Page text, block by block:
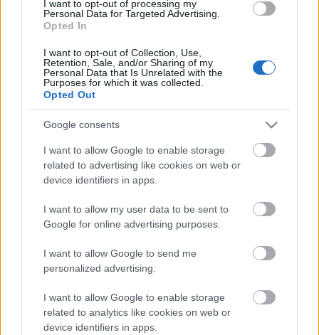
I want to opt-out of processing my
Personal Data for Targeted Advertising.
Opted In
I want to opt-out of Collection, Use,
Retention, Sale, and/or Sharing of my
Personal Data that Is Unrelated with the
Purposes for which it was collected.
Opted Out
Google consents
I want to allow Google to enable storage
related to advertising like cookies on web or
device identifiers in apps.
I want to allow my user data to be sent to
Google for online advertising purposes.
I want to allow Google to send me
personalized advertising.
I want to allow Google to enable storage
related to analytics like cookies on web or
device identifiers in apps.
„NEM TÖBB EZER EMBERRE UTAZUNK, HANEM
EGY VÁLOGATOTT TÁRSASÁGRA”
A bejegyzés trackback címe:
Kommentek:
A hozzászólások avonatkozó jogszabályokértelmében felhasználói tartalomnak
nem vállal, azokat nem ellenőrzi. Kifogás esetén forduljon a blog szerkesztőjéhez.
Részletek aFelhasználási feltételekbenés az